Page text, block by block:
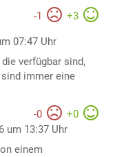
-1 +3
07:47 Uhr
verfügbar sind,
immer eine
-0 +0
um 13:37 Uhr
einem